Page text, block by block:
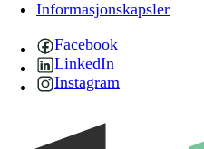
Informasjonskapsler
Facebook
LinkedIn
Instagram